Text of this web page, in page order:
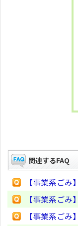
関連するFAQ
【事業系ご
【事業系ご
【事業系ご